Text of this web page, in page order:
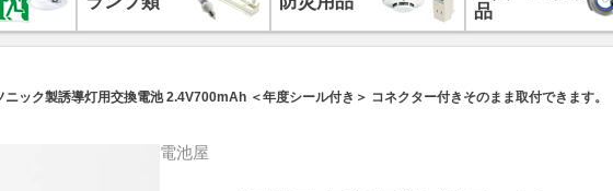
品
ック製誘導灯用交換電池 2.4V700mAh ＜年度シール付き＞ コネクター付きそのまま取付できます。
電池屋